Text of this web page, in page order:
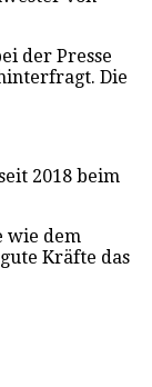
der Presse
Die
2018 beim
wie dem
Kräfte das